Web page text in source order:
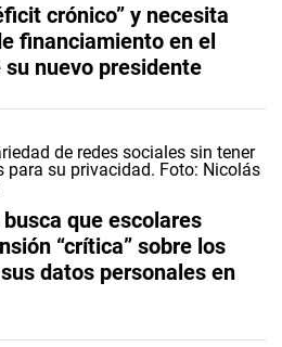
crónico” y necesita
financiamiento en el
nuevo presidente
que escolares
“crítica” sobre los
datos personales en